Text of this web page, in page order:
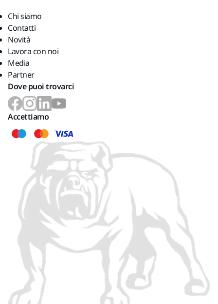
Chi siamo
Contatti
Novità
Lavora con noi
Media
Partner
Dove puoi trovarci
Accettiamo